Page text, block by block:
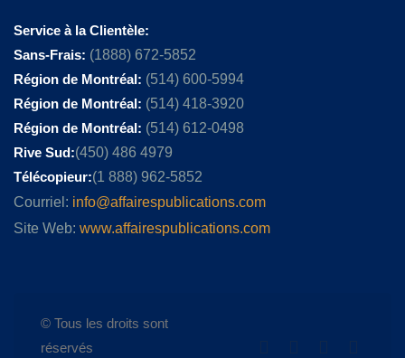
Service à la Clientèle:
Sans-Frais: (1888) 672-5852
Région de Montréal: (514) 600-5994
Région de Montréal: (514) 418-3920
Région de Montréal: (514) 612-0498
Rive Sud:(450) 486 4979
Télécopieur:(1 888) 962-5852
Courriel: info@affairespublications.com
Site Web: www.affairespublications.com
© Tous les droits sont
réservés